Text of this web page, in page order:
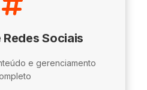
Sociais
e gerenciamento